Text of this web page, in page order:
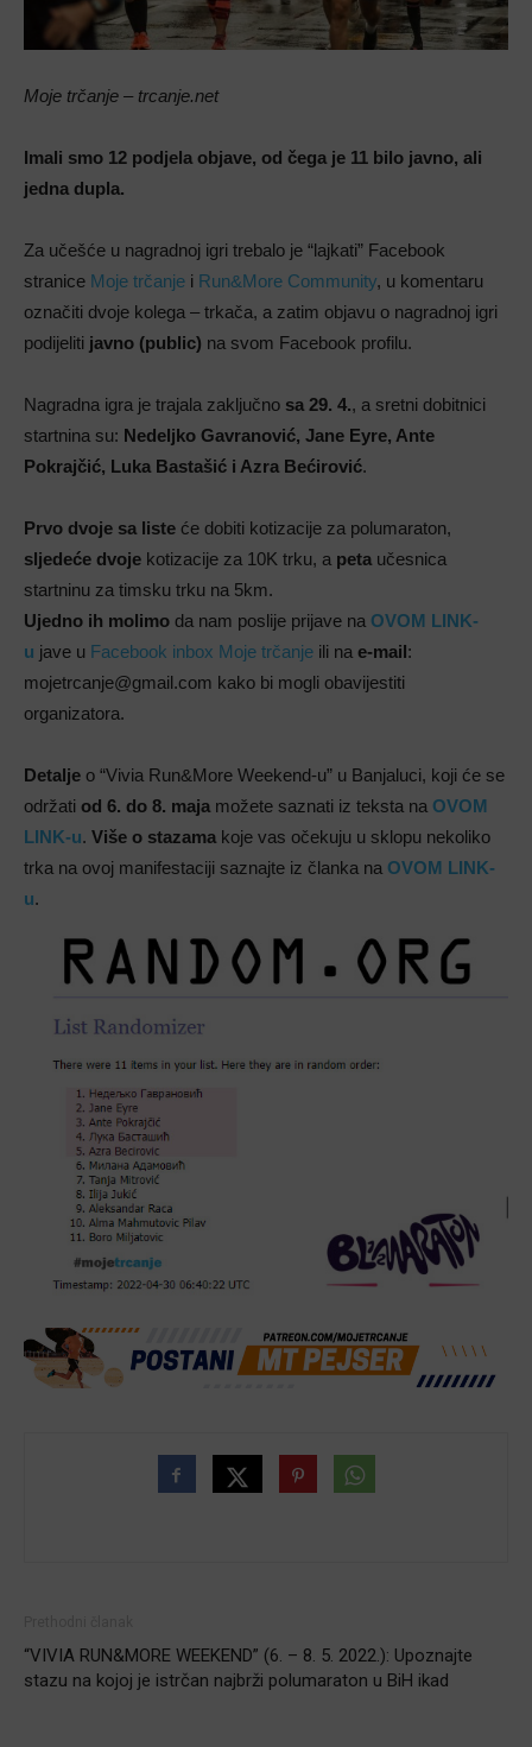
Moje trčanje – trcanje.net
Imali smo 12 podjela objave, od čega je 11 bilo javno, ali
jedna dupla.
Za učešće u nagradnoj igri trebalo je “lajkati” Facebook
stranice Moje trčanje i Run&More Community, u komentaru
označiti dvoje kolega – trkača, a zatim objavu o nagradnoj igri
podijeliti javno (public) na svom Facebook profilu.
Nagradna igra je trajala zaključno sa 29. 4., a sretni dobitnici
startnina su: Nedeljko Gavranović, Jane Eyre, Ante
Pokrajčić, Luka Bastašić i Azra Bećirović.
Prvo dvoje sa liste će dobiti kotizacije za polumaraton,
sljedeće dvoje kotizacije za 10K trku, a peta učesnica
startninu za timsku trku na 5km.
Ujedno ih molimo da nam poslije prijave na OVOM LINK-
u jave u Facebook inbox Moje trčanje ili na e-mail:
mojetrcanje@gmail.com kako bi mogli obavijestiti
organizatora.
Detalje o “Vivia Run&More Weekend-u” u Banjaluci, koji će se
održati od 6. do 8. maja možete saznati iz teksta na OVOM
LINK-u. Više o stazama koje vas očekuju u sklopu nekoliko
trka na ovoj manifestaciji saznajte iz članka na OVOM LINK-
u.
“VIVIA RUN&MORE WEEKEND” (6. – 8. 5. 2022.): Upoznajte
stazu na kojoj je istrčan najbrži polumaraton u BiH ikad